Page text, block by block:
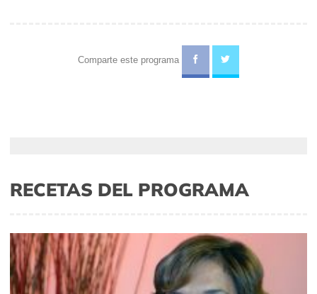
Comparte este programa
RECETAS DEL PROGRAMA